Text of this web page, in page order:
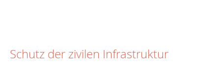
Schutz der zivilen Infrastruktur